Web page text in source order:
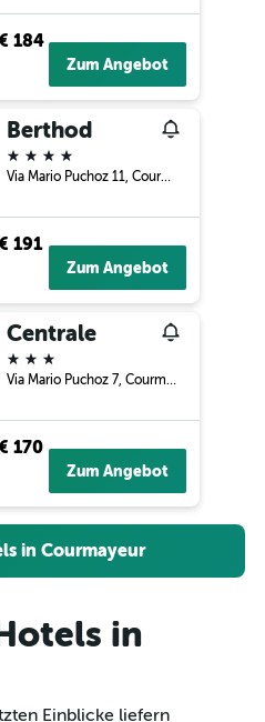
184
Zum Angebot
Berthod
4 Sterne
Via Mario Puchoz 11, Courmayeur, Aosta, Italien
191
Zum Angebot
Centrale
3 Sterne
Via Mario Puchoz 7, Courmayeur, Aosta, Italien
170
Zum Angebot
in Courmayeur
in
Einblicke liefern